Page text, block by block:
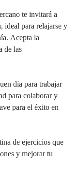
te invitará a
para relajarse y
Acepta la
de las
día para trabajar
para colaborar y
para el éxito en
de ejercicios que
y mejorar tu